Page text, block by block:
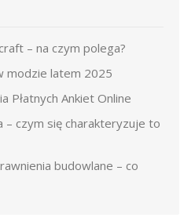
– na czym polega?
modzie latem 2025
Płatnych Ankiet Online
– czym się charakteryzuje to
budowlane – co